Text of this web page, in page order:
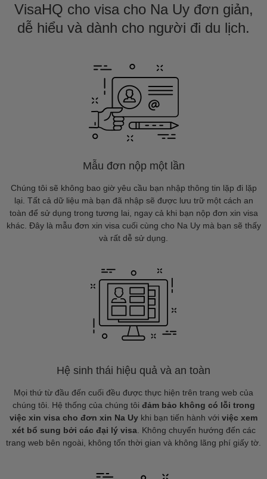
VisaHQ cho visa cho Na Uy đơn giản,
dễ hiểu và dành cho người đi du lịch.
Mẫu đơn nộp một lần
Chúng tôi sẽ không bao giờ yêu cầu bạn nhập thông tin lặp đi lặp
lại. Tất cả dữ liệu mà bạn đã nhập sẽ được lưu trữ một cách an
toàn để sử dụng trong tương lai, ngay cả khi bạn nộp đơn xin visa
khác. Đây là mẫu đơn xin visa cuối cùng cho Na Uy mà bạn sẽ thấy
và rất dễ sử dụng.
Hệ sinh thái hiệu quả và an toàn
Mọi thứ từ đầu đến cuối đều được thực hiện trên trang web của
chúng tôi. Hệ thống của chúng tôi đảm bảo không có lỗi trong
việc xin visa cho đơn xin Na Uy khi bạn tiến hành với việc xem
xét bổ sung bởi các đại lý visa. Không chuyển hướng đến các
trang web bên ngoài, không tốn thời gian và không lãng phí giấy tờ.